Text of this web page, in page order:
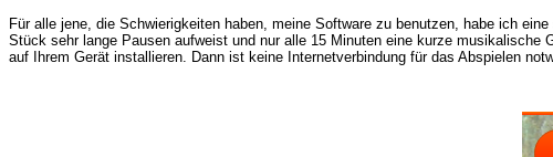
Für alle jene, die Schwierigkeiten haben, meine Software zu benutzen, habe ich
Stück sehr lange Pausen aufweist und nur alle 15 Minuten eine kurze
auf Ihrem Gerät installieren. Dann ist keine Internetverbindung für das Abspielen